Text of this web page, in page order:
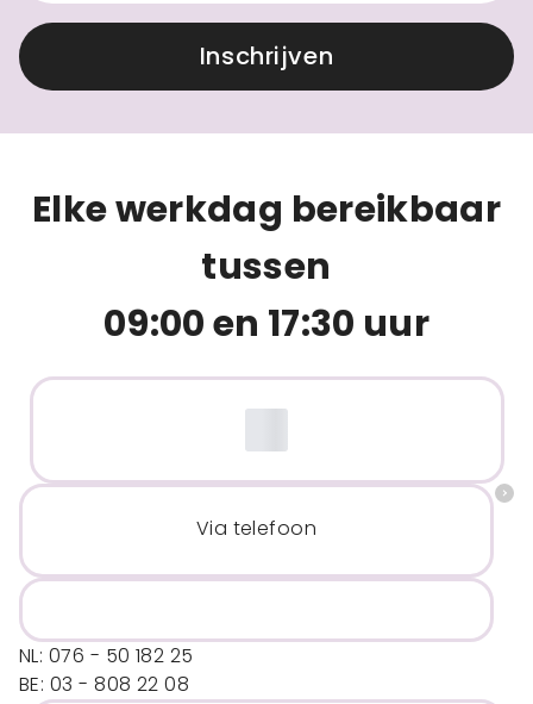
Inschrijven
Elke werkdag bereikbaar
tussen
09:00 en 17:30 uur
Via telefoon
NL: 076 - 50 182 25
BE: 03 - 808 22 08